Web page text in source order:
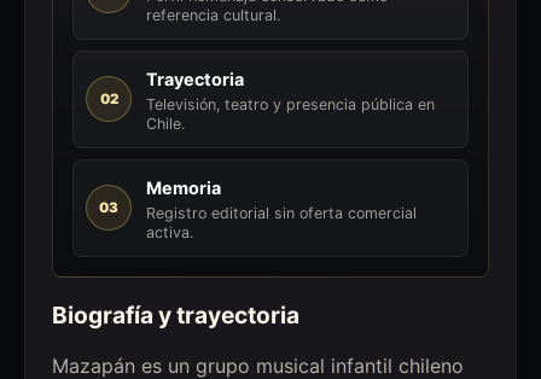
referencia cultural.
02
Trayectoria
Televisión, teatro y presencia pública en
Chile.
03
Memoria
Registro editorial sin oferta comercial
activa.
Biografía y trayectoria
Mazapán es un grupo musical infantil chileno